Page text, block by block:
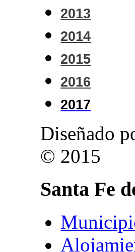
2013
2014
2015
2016
2017
Diseñado
© 2015
Santa Fe